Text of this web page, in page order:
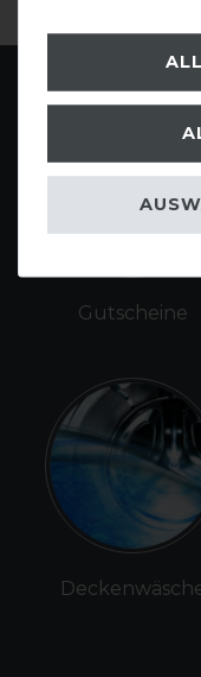
Gutscheine